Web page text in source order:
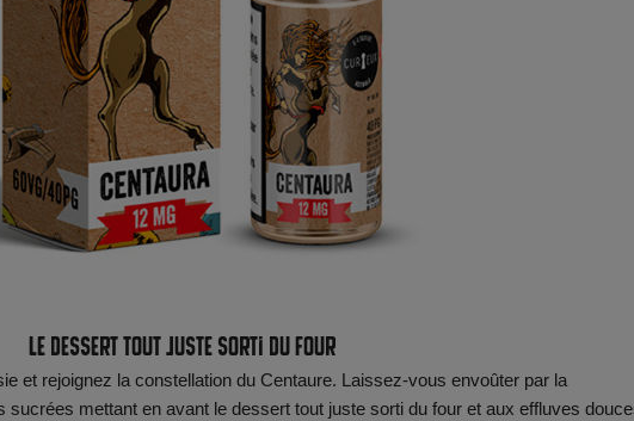
Le dessert tout juste sorti du four
et rejoignez la constellation du Centaure. Laissez-vous envoûter par la
sucrées mettant en avant le dessert tout juste sorti du four et aux effluves